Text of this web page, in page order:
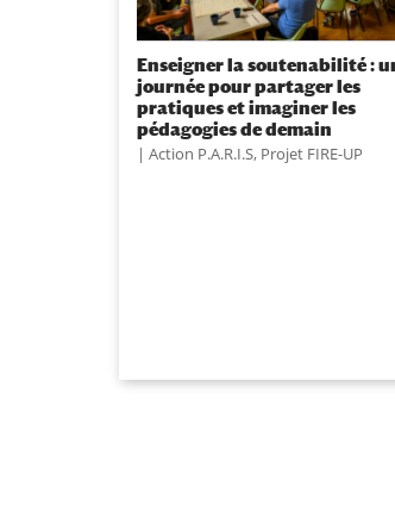
Enseigner la soutenabilité :
journée pour partager les
pratiques et imaginer les
pédagogies de demain
Action P.A.R.I.S, Projet FIRE-UP